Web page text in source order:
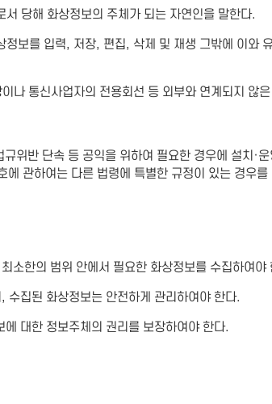
당해 화상정보의 주체가 되는 자연인을 말한다.
보를 입력, 저장, 편집, 삭제 및 재생 그밖에 이와
나 통신사업자의 전용회선 등 외부와 연계되지 않
위반 단속 등 공익을 위하여 필요한 경우에 설치·
관하여는 다른 법령에 특별한 규정이 있는 경우를
소한의 범위 안에서 필요한 화상정보를 수집하여야
수집된 화상정보는 안전하게 관리하여야 한다.
대한 정보주체의 권리를 보장하여야 한다.